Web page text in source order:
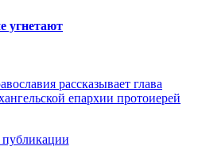
угнетают
рассказывает глава
епархии протоиерей